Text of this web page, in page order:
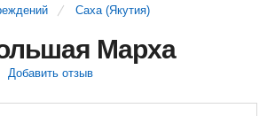
Саха (Якутия)
Марха
Добавить отзыв